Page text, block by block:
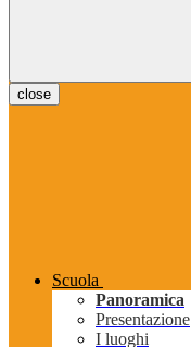
close
Scuola
Panoramica
Presentazione
I luoghi